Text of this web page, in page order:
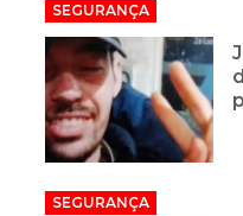
SEGURANÇA
SEGURANÇA